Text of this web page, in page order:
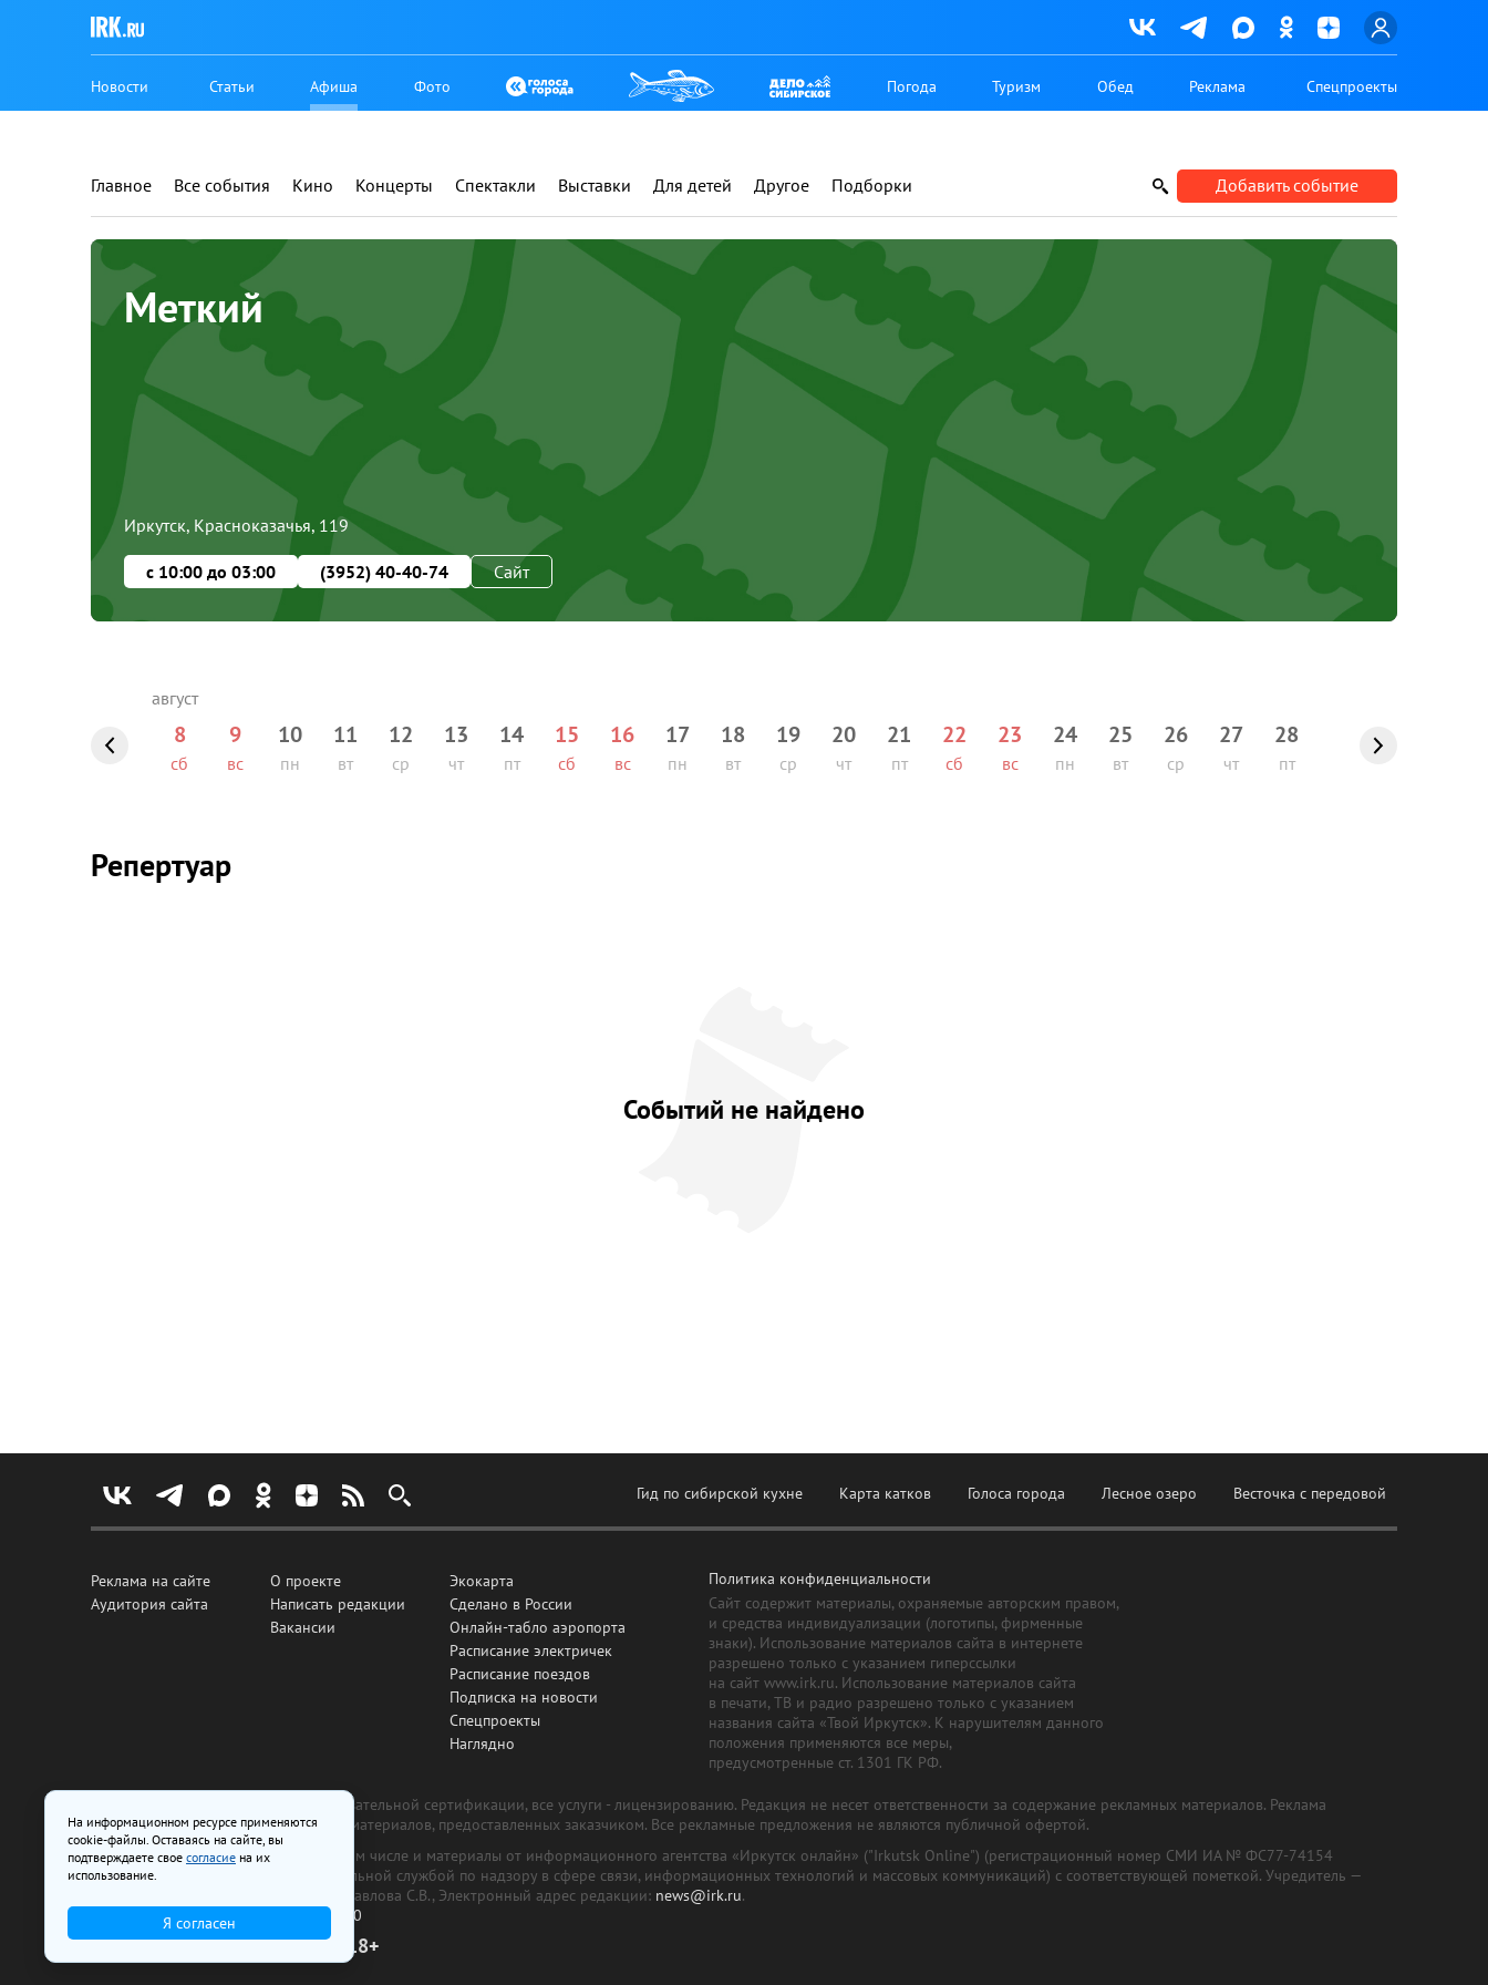
Новости Статьи Афиша Фото Погода Туризм Обед Реклама Спецпроекты
Главное Все события Кино Концерты Спектакли Выставки Для детей Другое Подборки Добавить событие
Меткий
Иркутск, Красноказачья, 119
с 10:00 до 03:00 (3952) 40-40-74 Сайт
8
сб
9
вс
10
пн
11
вт
12
ср
13
чт
14
пт
15
сб
16
вс
17
пн
18
вт
19
ср
20
чт
21
пт
22
сб
23
вс
24
пн
25
вт
26
ср
27
чт
28
пт
Репертуар
Событий не найдено
Гид по сибирской кухне Карта катков Голоса города Лесное озеро Весточка с передовой
Реклама на сайте
Аудитория сайта
О проекте
Написать редакции
Вакансии
Экокарта
Сделано в России
Онлайн-табло аэропорта
Расписание электричек
Расписание поездов
Подписка на новости
Спецпроекты
Наглядно
Политика конфиденциальности
Сайт содержит материалы, охраняемые авторским правом,
и средства индивидуализации (логотипы, фирменные
знаки). Использование материалов сайта в интернете
разрешено только с указанием гиперссылки
на сайт www.irk.ru. Использование материалов сайта
в печати, ТВ и радио разрешено только с указанием
названия сайта «Твой Иркутск». К нарушителям данного
положения применяются все меры,
предусмотренные ст. 1301 ГК РФ.
Все рекламные товары подлежат обязательной сертификации, все услуги - лицензированию. Редакция не несет ответственности за содержание рекламных материалов. Реклама
изготовлена и размещена на основе материалов, предоставленных заказчиком. Все рекламные предложения не являются публичной офертой.
На сайте www.irk.ru размещаются в том числе и материалы от информационного агентства «Иркутск онлайн» ("Irkutsk Online") (регистрационный номер СМИ ИА № ФС77-74154
от 29 октября 2018 г., выдан Федеральной службой по надзору в сфере связи, информационных технологий и массовых коммуникаций) с соответствующей пометкой. Учредитель —
ООО «Ирк.ру». Главный редактор — Павлова С.В., Электронный адрес редакции: news@irk.ru.
Телефон редакции:
+7 (3952) 48-88-50
18+
На информационном ресурсе применяются
cookie-файлы. Оставаясь на сайте, вы
подтверждаете свое согласие на их
использование.
Я согласен